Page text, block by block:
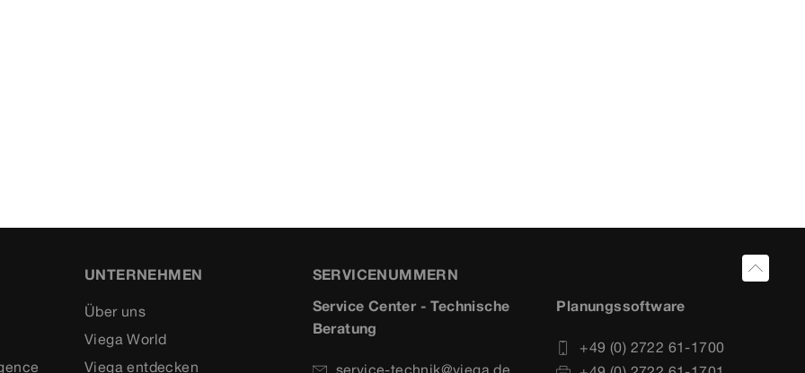
UNTERNEHMEN
Über uns
Viega World
Viega entdecken
SERVICENUMMERN
Service Center - Technische
Beratung
service-technik@viega.de
Planungssoftware
+49 (0) 2722 61-1700